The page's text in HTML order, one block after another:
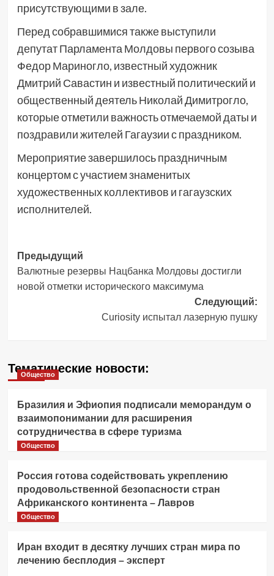
присутствующими в зале.
Перед собравшимися также выступили
депутат Парламента Молдовы первого созыва
Федор Мариногло, известный художник
Дмитрий Савастин и известный политический и
общественный деятель Николай Димитрогло,
которые отметили важность отмечаемой даты и
поздравили жителей Гагаузии с праздником.
Мероприятие завершилось праздничным
концертом с участием знаменитых
художественных коллективов и гагаузских
исполнителей.
Навигация
записи
Предыдущий
Валютные резервы Нацбанка Молдовы достигли
новой отметки исторического максимума
Следующий:
Curiosity испытал лазерную пушку
Тематические новости:
Общество
Бразилия и Эфиопия подписали меморандум о
взаимопонимании для расширения
сотрудничества в сфере туризма
Общество
Россия готова содействовать укреплению
продовольственной безопасности стран
Африканского континента – Лавров
Общество
Иран входит в десятку лучших стран мира по
лечению бесплодия – эксперт